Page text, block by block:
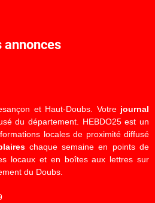
annonces
et Haut-Doubs. Votre journal
du département. HEBDO25 est un
locales de proximité diffusé
chaque semaine en points de
locaux et en boîtes aux lettres sur
du Doubs.